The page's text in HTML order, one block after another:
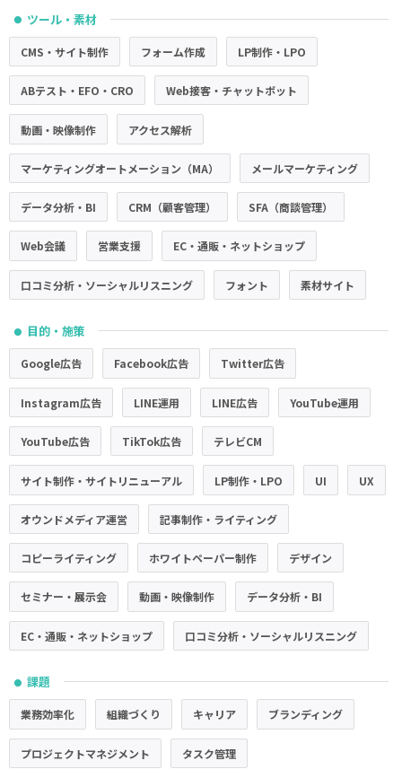
● ツール・素材
CMS・サイト制作 フォーム作成 LP制作・LPO
ABテスト・EFO・CRO Web接客・チャットボット
動画・映像制作 アクセス解析
マーケティングオートメーション（MA） メールマーケティング
データ分析・BI CRM（顧客管理） SFA（商談管理）
Web会議 営業支援 EC・通販・ネットショップ
口コミ分析・ソーシャルリスニング フォント 素材サイト
● 目的・施策
Google広告 Facebook広告 Twitter広告
Instagram広告 LINE運用 LINE広告 YouTube運用
YouTube広告 TikTok広告 テレビCM
サイト制作・サイトリニューアル LP制作・LPO UI UX
オウンドメディア運営 記事制作・ライティング
コピーライティング ホワイトペーパー制作 デザイン
セミナー・展示会 動画・映像制作 データ分析・BI
EC・通販・ネットショップ 口コミ分析・ソーシャルリスニング
● 課題
業務効率化 組織づくり キャリア ブランディング
プロジェクトマネジメント タスク管理